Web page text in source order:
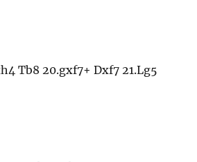
Tb8 20.gxf7+ Dxf7 21.Lg5